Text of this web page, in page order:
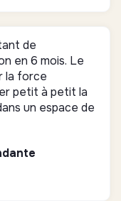
de
en 6 mois. Le
la force
petit à petit la
un espace de